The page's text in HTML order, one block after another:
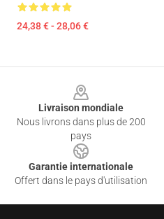
24,38 € - 28,06 €
Livraison mondiale
Nous livrons dans plus de 200
pays
Garantie internationale
Offert dans le pays d'utilisation